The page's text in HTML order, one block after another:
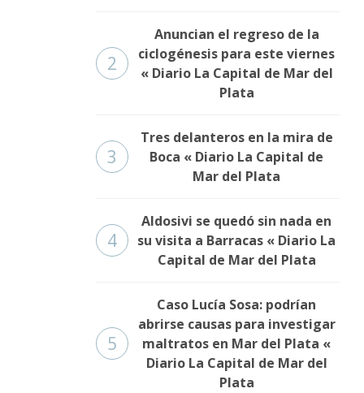
2
Anuncian el regreso de la
ciclogénesis para este viernes
« Diario La Capital de Mar del
Plata
3
Tres delanteros en la mira de
Boca « Diario La Capital de
Mar del Plata
4
Aldosivi se quedó sin nada en
su visita a Barracas « Diario La
Capital de Mar del Plata
5
Caso Lucía Sosa: podrían
abrirse causas para investigar
maltratos en Mar del Plata «
Diario La Capital de Mar del
Plata